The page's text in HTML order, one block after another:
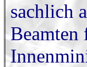
sachlich
Beamten